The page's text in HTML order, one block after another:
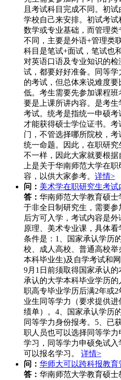
且考试科目完成不同。初
学校自己来安排。初试考试
数学或专业基础，而管理
不同，主要是外语+管理类
科目是笔试+面试，笔试也
对英语口语及专业知识的
试，都要好好准备。同等
的考试，但总体来说难度
低。考生需要先参加课程
要是上课所讲内容。是考
考试。统考是指统一申硕
才能获得硕士学位证书。
门，不管选择哪所院校，
统一命题。因此，在职研
不一样，因此大家就要根
上是关于华南师范大学在
容，以供大家参考。 详情>
问： 美术学在职研究生考试
答： 华南师范大学教育硕
于非全日制研究生，需要
后方可入学，考试内容是
原理、美术专业课，具体
条件是：1、国家承认学历
校、成人高校、普通高校
本科毕业生)及自学考试和
9月1日前须取得国家承认
承认的大学本科毕业学历
职高专毕业学历后满2年或
业生同等学力（要求提供
绩单）。4、国家承认学历
同等学力身份报考。5、已
职人员也可以选择同等学
学习，同等学力申硕免试
可以报名学习。 详情>
问： 华师大可以跨科报教育
答： 华南师范大学教育硕